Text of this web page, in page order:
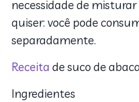
necessidade de misturar
quiser: você pode
separadamente.
Receita de suco de
Ingredientes